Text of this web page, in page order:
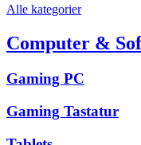
Alle kategorier
Computer &
Gaming PC
Gaming Tastatur